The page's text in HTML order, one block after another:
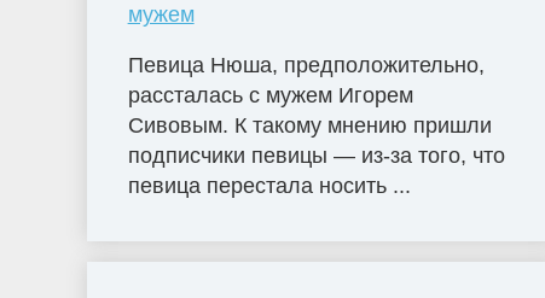
мужем
Певица Нюша, предположительно,
рассталась с мужем Игорем
Сивовым. К такому мнению пришли
подписчики певицы — из-за того, что
певица перестала носить ...